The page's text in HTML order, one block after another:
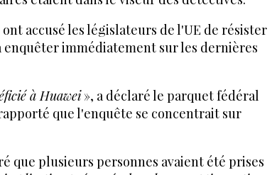
accusé les législateurs de l'UE de résister
immédiatement sur les dernières
à Huawei», a déclaré le parquet fédéral
que l'enquête se concentrait sur
que plusieurs personnes avaient été prises